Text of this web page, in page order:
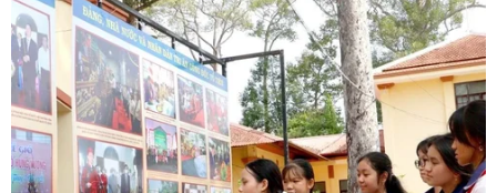
Vụ xăng giả ở Đồng Nai: Bắt thêm 1 đối
tượng mua bán hóa đơn giả